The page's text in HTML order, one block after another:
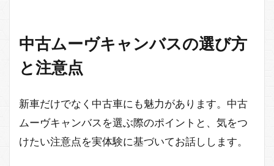
中古ムーヴキャンバスの選び方
と注意点
新車だけでなく中古車にも魅力があります。中古
ムーヴキャンバスを選ぶ際のポイントと、気をつ
けたい注意点を実体験に基づいてお話しします。